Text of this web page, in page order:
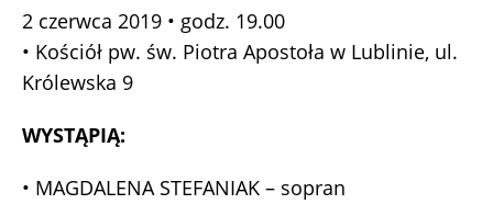
2 czerwca 2019 • godz. 19.00
• Kościół pw. św. Piotra Apostoła w Lublinie, ul.
Królewska 9
WYSTĄPIĄ:
• MAGDALENA STEFANIAK – sopran